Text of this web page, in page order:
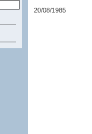
20/08/1985